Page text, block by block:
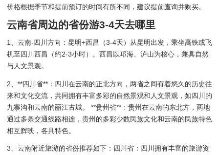
价格根据季节和提前预订的时间有所不同，建议提前查询并购买。
云南省周边的省份游3-4天去哪里
1、云南-四川方向：昆明+西昌（3-4天）从昆明出发，乘坐高铁或飞
机至四川西昌（约2-3小时）。西昌以邛海、泸山为核心，兼具自然
与人文景观。
2、**四川省**：四川在云南的正北方向，两省之间有着悠久的历史往
来和文化交流，共同拥有丰富多彩的自然景观和人文景观，如四川的
九寨沟和云南的丽江古城。 **贵州省**：贵州在云南的东北方，两地
通过多条交通线路相连，贵州的多彩少数民族文化和云南的民族特色
相互辉映，各具特色。
3、云南附近旅游的省份推荐如下：四川省：四川拥有丰富的旅游资